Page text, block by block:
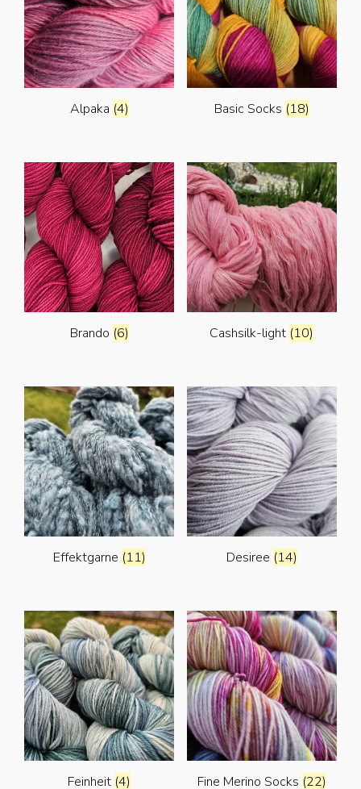
Alpaka (4) Basic Socks (18)
Brando (6) Cashsilk-light (10)
Effektgarne (11) Desiree (14)
Feinheit (4) Fine Merino Socks (22)